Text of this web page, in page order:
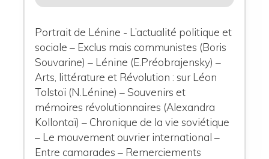
Portrait de Lénine - L’actualité politique et
sociale – Exclus mais communistes (Boris
Souvarine) – Lénine (E.Préobrajensky) –
Arts, littérature et Révolution : sur Léon
Tolstoï (N.Lénine) – Souvenirs et
mémoires révolutionnaires (Alexandra
Kollontaï) – Chronique de la vie soviétique
– Le mouvement ouvrier international –
Entre camarades – Remerciements